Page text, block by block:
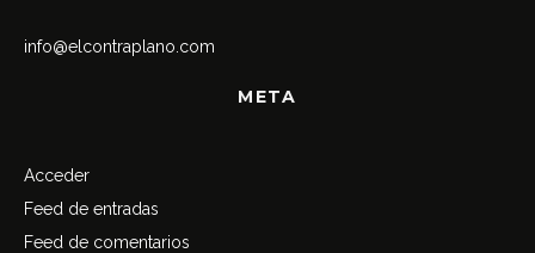
info@elcontraplano.com
META
Acceder
Feed de entradas
Feed de comentarios